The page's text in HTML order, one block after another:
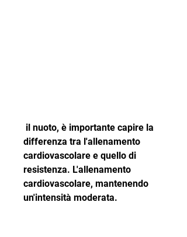
differenza tra l'allenamento
cardiovascolare e quello di
resistenza. L'allenamento
cardiovascolare, mantenendo
un'intensità moderata.